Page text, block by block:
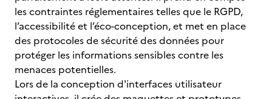
les contraintes réglementaires telles que le RGPD,
l’accessibilité et l’éco-conception, et met en place
des protocoles de sécurité des données pour
protéger les informations sensibles contre les
menaces potentielles.
Lors de la conception d'interfaces utilisateur